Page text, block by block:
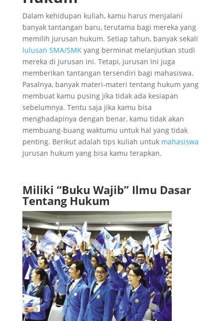
Dalam kehidupan kuliah, kamu harus menjalani
banyak tantangan baru, terutama bagi mereka yang
memilih jurusan hukum. Setiap tahun, banyak sekali
lulusan SMA/SMK yang berminat melanjutkan studi
mereka di jurusan ini. Tetapi, jurusan ini juga
memberikan tantangan tersendiri bagi mahasiswa.
Pasalnya, banyak materi-materi tentang hukum yang
membuat kamu pusing jika tidak ada kesiapan
sebelumnya. Tentu saja jika kamu bisa
menghadapinya dengan benar, kamu tidak akan
membuang-buang waktumu untuk hal yang tidak
penting. Berikut adalah tips kuliah untuk mahasiswa
jurusan hukum yang bisa kamu terapkan.
Miliki “Buku Wajib” Ilmu Dasar
Tentang Hukum